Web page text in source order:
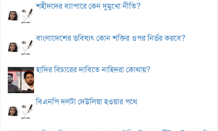
শহীদদের ব্যাপারে কেন দুমুখো নীতি?
বাংলাদেশের ভবিষ্যৎ কোন শক্তির ওপর নির্ভর করবে?
হাদির বিচারের দাবিতে নাহিদরা কোথায়?
বিএনপি দলটা দেউলিয়া হওয়ার পথে